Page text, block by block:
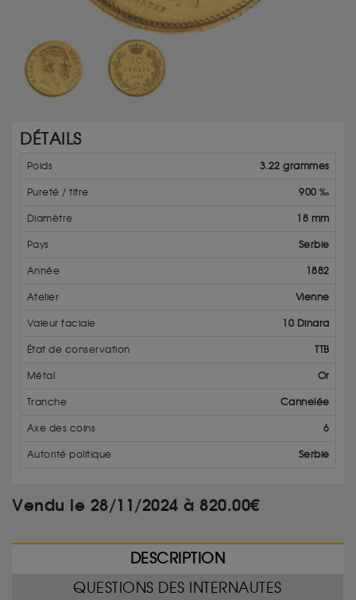
DÉTAILS
Poids 3.22 grammes
Pureté / titre 900 ‰
Diamètre 18 mm
Pays Serbie
Année 1882
Atelier Vienne
Valeur faciale 10 Dinara
État de conservation TTB
Métal Or
Tranche Cannelée
Axe des coins 6
Autorité politique Serbie
Vendu le 28/11/2024 à 820.00€
DESCRIPTION
QUESTIONS DES INTERNAUTES